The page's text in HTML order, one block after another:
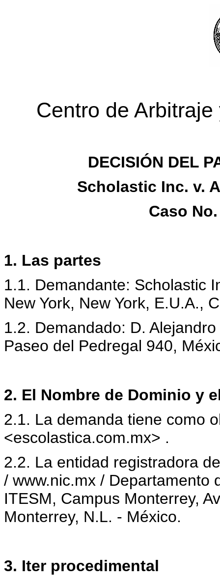
Centro de
DECISIÓN DEL
Scholastic Inc. v.
Caso
1. Las partes
1.1. Demandante: Scholastic
New York, New York, E.U.A.,
1.2. Demandado: D.
Paseo del Pedregal 940,
2. El Nombre de Dominio y
2.1. La demanda tiene como
<escolastica.com.mx> .
2.2. La entidad registradora
/ www.nic.mx / Departamento
ITESM, Campus Monterrey,
Monterrey, N.L. - México.
3. Iter procedimental